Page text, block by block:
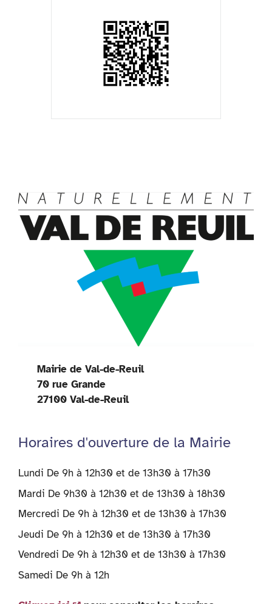
Mairie de Val-de-Reuil
70 rue Grande
27100 Val-de-Reuil
Horaires d'ouverture de la Mairie
Lundi De 9h à 12h30 et de 13h30 à 17h30
Mardi De 9h30 à 12h30 et de 13h30 à 18h30
Mercredi De 9h à 12h30 et de 13h30 à 17h30
Jeudi De 9h à 12h30 et de 13h30 à 17h30
Vendredi De 9h à 12h30 et de 13h30 à 17h30
Samedi De 9h à 12h